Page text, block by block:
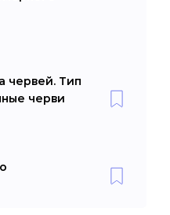
червей. Тип
черви